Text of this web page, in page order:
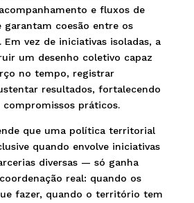
e fluxos de
garantam coesão entre os
Em vez de iniciativas isoladas, a
um desenho coletivo capaz
no tempo, registrar
resultados, fortalecendo
práticos.
que uma política territorial
quando envolve iniciativas
diversas — só ganha
real: quando os
fazer, quando o território tem